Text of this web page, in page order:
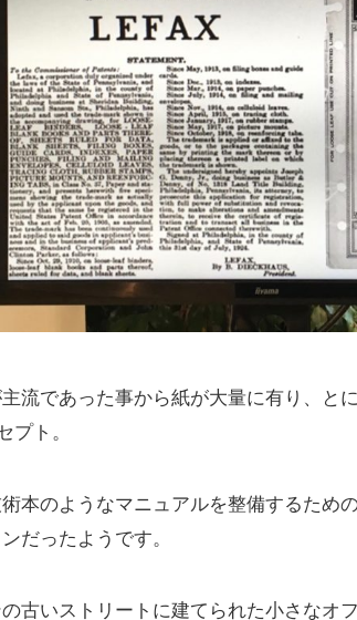
流であった事から紙が大量に有り、と
プト。
本のようなマニュアルを整備するため
だったようです。
古いストリートに建てられた小さなオ